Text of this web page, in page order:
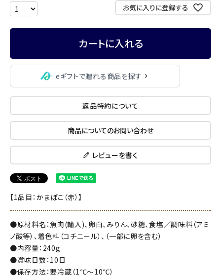
お気に入りに登録する
カートに入れる
eギフトで贈れる商品を探す
返品特約について
商品についてのお問い合わせ
レビューを書く
【1品目：かまぼこ（赤）】
●原材料名：魚肉(輸入)、卵白、みりん、砂糖、食塩／調味料（アミ
ノ酸等）、着色料（コチニール）、（一部に卵を含む）
●内容量：240g
●賞味日数：10日
●保存方法：要冷蔵（1℃～10℃）